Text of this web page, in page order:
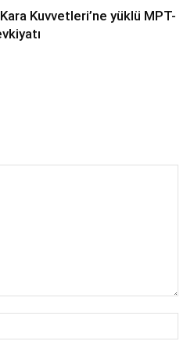
Kara Kuvvetleri’ne yüklü MPT-